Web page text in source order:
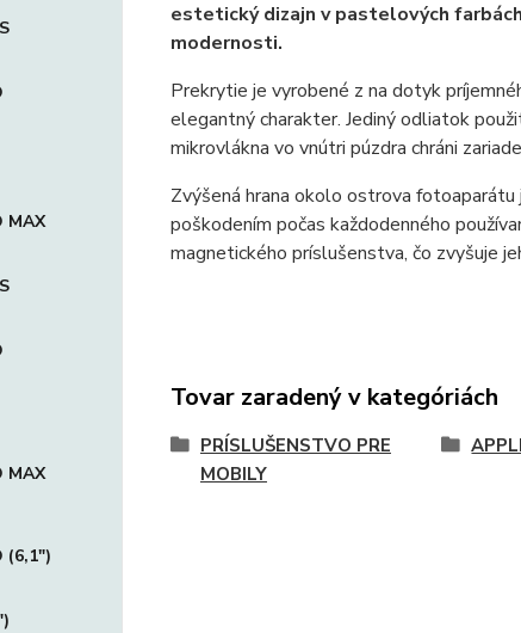
MAX
MAX
(6,1")
estetický dizajn v pastelových
modernosti.
Prekrytie je vyrobené z na dotyk
elegantný charakter. Jediný odliatok
mikrovlákna vo vnútri púzdra chráni
Zvýšená hrana okolo ostrova
poškodením počas každodenného
magnetického príslušenstva, čo zvyšuje
Tovar zaradený v kategóriách
PRÍSLUŠENSTVO PRE
MOBILY